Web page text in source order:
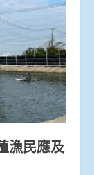
漁民應及